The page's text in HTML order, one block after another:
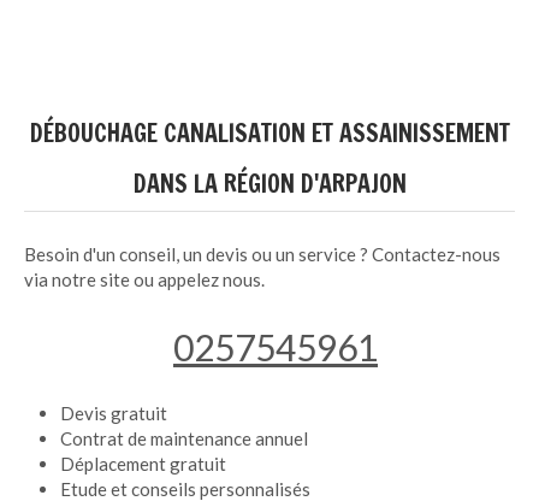
DÉBOUCHAGE CANALISATION ET ASSAINISSEMENT
DANS LA RÉGION D'ARPAJON
Besoin d'un conseil, un devis ou un service ? Contactez-nous
via notre site ou appelez nous.
0257545961
Devis gratuit
Contrat de maintenance annuel
Déplacement gratuit
Etude et conseils personnalisés